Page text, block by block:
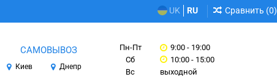
UK RU Сравнить (0)
САМОВЫВОЗ
Киев Днепр
Пн-Пт
Сб
Вс
9:00 - 19:00
10:00 - 15:00
выходной